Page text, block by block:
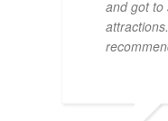
and got to